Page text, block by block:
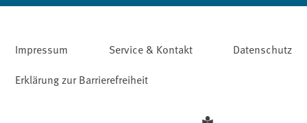
Impressum Service & Kontakt
Datenschutz
Erklärung zur Barrierefreiheit